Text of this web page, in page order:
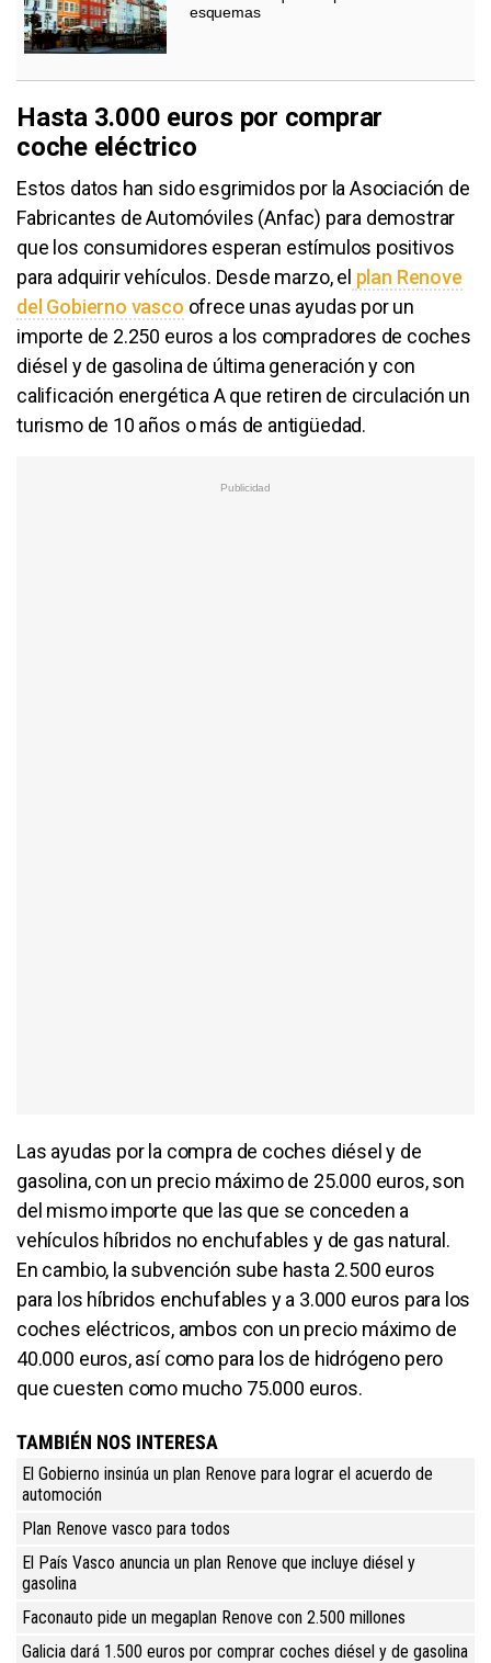
esquemas
Hasta 3.000 euros por comprar
coche eléctrico
Estos datos han sido esgrimidos por la Asociación de
Fabricantes de Automóviles (Anfac) para demostrar
que los consumidores esperan estímulos positivos
para adquirir vehículos. Desde marzo, el plan Renove
del Gobierno vasco ofrece unas ayudas por un
importe de 2.250 euros a los compradores de coches
diésel y de gasolina de última generación y con
calificación energética A que retiren de circulación un
turismo de 10 años o más de antigüedad.
Las ayudas por la compra de coches diésel y de
gasolina, con un precio máximo de 25.000 euros, son
del mismo importe que las que se conceden a
vehículos híbridos no enchufables y de gas natural.
En cambio, la subvención sube hasta 2.500 euros
para los híbridos enchufables y a 3.000 euros para los
coches eléctricos, ambos con un precio máximo de
40.000 euros, así como para los de hidrógeno pero
que cuesten como mucho 75.000 euros.
TAMBIÉN NOS INTERESA
El Gobierno insinúa un plan Renove para lograr el acuerdo de
automoción
Plan Renove vasco para todos
El País Vasco anuncia un plan Renove que incluye diésel y
gasolina
Faconauto pide un megaplan Renove con 2.500 millones
Galicia dará 1.500 euros por comprar coches diésel y de gasolina